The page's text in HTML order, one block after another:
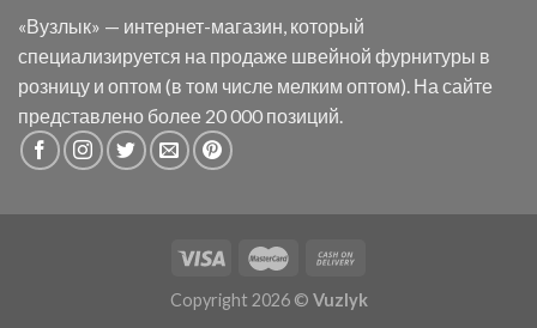
«Вузлык» — интернет-магазин, который
специализируется на продаже швейной фурнитуры в
розницу и оптом (в том числе мелким оптом). На сайте
представлено более 20 000 позиций.
Copyright 2026 © Vuzlyk